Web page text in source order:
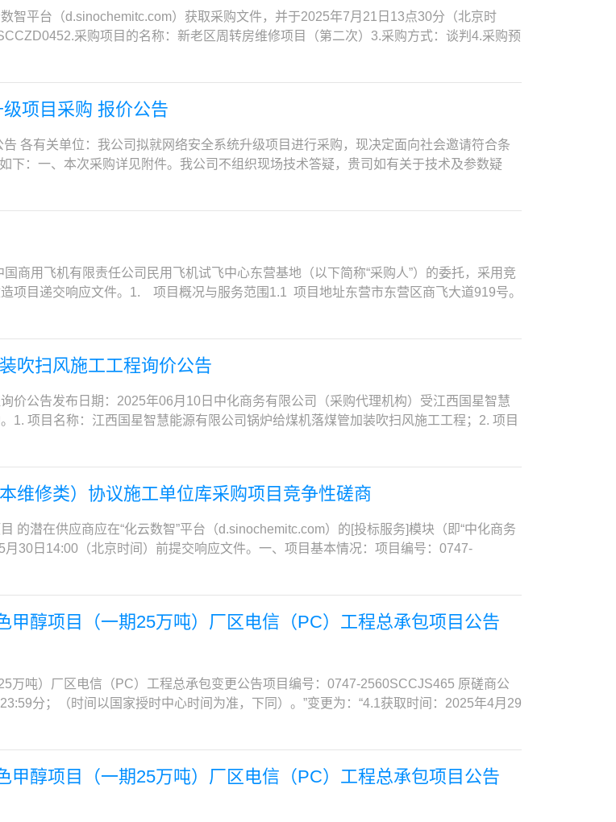
迟到的响应文件或不符合规定的响应文件将被拒收。成交单位在成交后
，所有电子应征文件上传均须完成，否则采购人将予以拒收应征文件。中化商务电子招投
为2025年07月29日，请谈判单位在此期间自行踏勘。踏勘地点：东营市东营区商飞大道
2025年07月29日下午17:00（如有）地点：中化商务电子招投标平台9. 联系方式采购
：中化商务有限公司地 址：东营市东营区商飞大道919号地 址：上海市浦东新区海阳西
飞电 话：15317319368传 真：021-68757980电子邮件：yangzhifei@sinochem.com
不得担任其他在施建设工程项目的项目经理，外地来京建筑企业在办理进京备案时，应
标资格被取消，财产被接管、冻结、破产状态；（5）供应商在最近三年内没有骗取中标
22日至2025年7月25日，每天9:00至17:00（北京时间，法定节假日除外）地点：中化商
括：银联、微信，可自由选择（注意：本公司不接受任何电汇支付）。支付成功后，可下
用文件—中化招响应平台－供应商操作手册”。供应商在进行平台注册、文件获取和技术
300元，售后不退。四、响应文件提交1．截止时间：2025年7月31日13点30分（北京时
开启1．拟谈判（评审）时间：2025年7月31日13点30分（北京时间）2．地点：北京市
丽泽路24号院平安幸福中心B座26层联系人：操佩，俞家骅电话：18911319341、
国二级及以上建造师执业资格证书，注册专业须为机电工程，具备有效的安全生产考核
不得担任其他在建施工项目的项目负责人，但发生下列情形之一的除外：(1)该在建施工项
定的工程验收合格的；(3)因非承包方原因致使工程项目停工超过120天(含)，经建设单位
获取凡有意参加竞争性谈判者，请于2025年07月16日下午17:00到2025年07月21日下午
获取方案征询书，潜在投标单位需先进行网上注册（免费）。注：请登录中化商务电子招
支付平台使用费。支付成功后，可下载方案征询书及增值税电子普通发票。如遇网站平台
费单次项目500元。未在招标代理机构登记、支付平台使用费的潜在供应商，其响应文件
交截止时间：2025-07-24上午09:004.1.2递交方法：电子文件递交4.1.3递交地点：中化
4.2.1谈判时间：2025-07-25下午14:004.2.2谈判地点：另行通知4.3响应文件重新递交
开启时间：根据谈判具体情况另行通知4.4.2开启地点：中化商务电子招投标平台
迟到的响应文件或不符合规定的响应文件将被拒收。成交单位在成交后另行递交纸
征文件上传均须完成，否则采购人将予以拒收应征文件。中化商务电子招投标平台技术
月22日，请谈判单位在此期间自行踏勘。踏勘地点：东营市东营区商飞大道919号。如
月22日下午17:00（如有）地点：中化商务电子招投标平台9. 联系方式采购人：中国商
有限公司地 址：东营市东营区商飞大道919号地 址：上海市浦东新区海阳西路555号27
传 真：021-68757980电子邮件：yangzhifei@sinochem.com
智平台（d.sinochemitc.com）获取采购文件，并于2025年7月21日13点30分（北京时
采购项目的名称：新老区周转房维修项目（第二次）3.采购方式：谈判4.采购预
详见谈判文件第四章采购项目技术、服务条款及其他商务要求（公告附件）。项目要求★
工日期以采购人书面通知为准）8．本项目是否接受联合体响应：不接受二、供应商应
在经营活动中没有重大违法记录；6.法律、行政法规规定的其他条件；7.截止至本项目响
）中列入失信被执行人或重大税收违法失信主体的供应商，不得为“中国政府采购
政部门禁止参加政府采购活动的供应商（处罚决定规定的时间和地域范围内）；8.未被中
止之日中国工程物理研究院院财务发布的《不良记录行为供应商名单》为准）；9.根据采
（含）以上资质，或建筑装修装饰工程专业承包二级（含）以上资质；（2）供应商需具
方面具有承担本项目相关工作的能力；（3）项目经理：项目经理需具有建筑工程专业
不得担任其他在施建设工程项目的项目经理，外地来京建筑企业在办理进京备案时，应
标资格被取消，财产被接管、冻结、破产状态；（5）供应商在最近三年内没有骗取中标
7月14日至2025年7月16日，每天9:00至17:00（北京时间，法定节假日除外）地点：中化
括：银联、微信，可自由选择（注意：本公司不接受任何电汇支付）。支付成功后，可
—常用文件—中化招响应平台－供应商操作手册”。供应商在进行平台注册、文件获取和技
币300元，售后不退。四、响应文件提交1．截止时间：2025年7月21日13点30分（北京
、开启1．拟谈判（评审）时间：2025年7月21日13点30分（北京时间）2．地点：北京
丽泽路24号院平安幸福中心B座26层联系人：操佩，俞家骅电话：18911319341、
项目采购 报价公告
各有关单位：我公司拟就网络安全系统升级项目进行采购，现决定面向社会邀请符合条
下：一、本次采购详见附件。我公司不组织现场技术答疑，贵司如有关于技术及参数疑
）。二、安装调试完成时间：具体要求以双方签订合同为准。三、项目预算：本次
报价方式：本次报价采取密封报价方式，请严格按报价要求填写所报材料及设备的金
更正，不按要求报价将作无效材料处理。六、截标时间：报价截止时间为2025年7月7日
：广西壮族自治区南宁市青秀区滨湖路88号7楼713；收件人：冯浩；联系电话：0771-
2025年7月2日
商用飞机有限责任公司民用飞机试飞中心东营基地（以下简称“采购人”）的委托，采用竞
项目递交响应文件。1. 项目概况与服务范围1.1 项目地址东营市东营区商飞大道919号。
日历日内完工。双方可根据实际情况书面确认调整工程工期【（确认单需双方法定代表
设置阀体、压力表及支架等，具体做法详见图纸。电源电缆选用WDZA-YJY-
蚊灯a）在园区绿化带内设置38个220V灭蚊灯，具体布局现场指定位置。b）灭蚊灯单个
），有效覆盖范围不小于300㎡。c）灭蚊灯接入原有回路中，穿DN25镀锌管，电缆
人的有效资格。2.2 有效的营业执照、组织机构代码证、税务登记证的复印件或“三证合
须提供相关证书材料）；2.3 供应商须具备中华人民共和国住房和城乡建设主管部门颁发
2.4 项目负责人应具有中华人民共和国住房和城乡建设主管部门颁发的中华人民共和国
的安全生产考核合格证书。（须提供相关证书材料）项目负责人需在本单位注册，且不得
该在建施工项目与本招标项目属于同一工程相邻分段发包或分期施工的；(2)合同约定的
)，经建设单位同意的。2.5本项目不接受联合体竞争性谈判报价。3. 方案征询书的获取
06月16日下午17:00前，登录中化商务电子招投标平台（http://e.sinochemitc.com/）获取
商，其响应文件将被拒收。4. 响应文件的递交及相关事宜4.1响应文件首次递交4.1.1递
递交地点：中化商务电子招投标平台（e.sinochemitc.com）。4.2首次谈判时间和地点
应文件重新递交4.3.1递交截止时间：根据谈判具体情况另行通知4.3.2递交方法：电子文
响应时间应更新为谈判会议之后的文件修改日期，根据采购人需求本项目可能有多轮谈
交地点：中化商务电子招投标平台（e.sinochemitc.com）4.4响应文件开启时间和地点
电子招投标平台（e.sinochemitc.com），届时请参加本项目竞争性谈判的谈判单位代表
投标平台技术支持：电话 010-86391277；6. 现场踏勘 本项目踏勘时间为2025年06月17
道919号。如需踏勘，请参加踏勘的谈判单位提前联系采购人范晶晶，18019298929。
日下午15:00时前必须通过中化商务电子招投标平台上传加盖公章的提疑文件，并同步
吹扫风施工工程询价公告
价公告发布日期：2025年06月10日中化商务有限公司（采购代理机构）受江西国星智慧
1. 项目名称：江西国星智慧能源有限公司锅炉给煤机落煤管加装吹扫风施工工程；2. 项目
购内容：永修县热电联产项目锅炉运行以来，因煤中水分、煤质粘性大，给煤机落煤管经
竖直安装的钢管（规格φ159×4）上接出无缝钢管（规格φ57×4、材质Q235），将热一
公司（江西省九江市永修县杨家岭镇）；6.施工工期：自合同签订生效之日起20日历
国境内合法注册的法人或其他组织（提供有效的营业执照或事业单位法人证书复印
有有效期内的安全生产许可证，需提供有效期内的证书复印件。（3）供应商拟派遣的项
商一致，拟派项目经理为一级建造师的，需提供一级建造师注册证书电子证书打印签字后
公厅关于全面实行一级建造师电子注册证书的通知》建办市〔2021〕40号文件的要求：①
废。②一级建造师打印电子证书后，应在个人签名处手写本人签名，未手写签名或与签名
，需重新下载电子证书并再次确认使用时限。）；拟派项目经理具有有效的安全生产考
息页等）作为证明材料，如合同不足以证明满足上述业绩要求，还应同时提供其他证明
行人名单（处罚期限届满的除外，以采购代理机构揭示价格当日在中国执行信息公开网
月内未发生较大及以上生产安全责任事故或18个月内在国家电投集团公司系统内承接工程
合格的企业（须提供承诺函，格式自拟）。 （7）供应商必须按询价公告要求获取采购文
购文件》获取：8.1 凡有意参加询价的供应商，请于2025年06月13日17:00时（北京时
获取采购文件并支付平台使用及技术支持费（平台使用及技术支持费：500.00元人
进行网上注册（免费）。8.2 完成领购手续后，可在中化商务电子招投标平台下载采购
维修类）协议施工单位库采购项目竞争性磋商
的潜在供应商应在“化云数智”平台（d.sinochemitc.com）的[投标服务]模块（即“中化商务
30日14:00（北京时间）前提交响应文件。一、项目基本情况：项目编号：0747-
工单位库采购项目采购方式：竞争性磋商预算金额：88.64万元（人民币）最高限价：
服务协议生效之日起计算，如在服务期内承包的全部项目预算总额在第一个年度内超
备库内承包的资格，签订的相关服务协议自行终止，采购人有权按规定重新开展建库工
服务期限3年，协议施工单位库内单位在服务期内承包的全部项目预算总额在第一个年度
日起计算，如在服务期内承包的项目预算总额在第一个年度内超88.64万元的，该零星维
的相关服务协议自行终止，采购人有权按规定重新开展建库工作。注：后两年的项目预
份证等。2）有依法缴纳税收和社会保障资金的良好记录：依据《响应承诺函》。3）具
具有履行合同所必需的设备和专业技术能力：依据《响应承诺函》。5）参加采购活动前
醇项目（一期25万吨）厂区电信（PC）工程总承包项目公告
万吨）厂区电信（PC）工程总承包变更公告项目编号：0747-2560SCCJS465 原磋商公
分；（时间以国家授时中心时间为准，下同）。”变更为：“4.1获取时间：2025年4月29
下同）。”
醇项目（一期25万吨）厂区电信（PC）工程总承包项目公告